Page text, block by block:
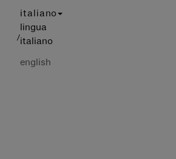
/
italiano
lingua
italiano
english